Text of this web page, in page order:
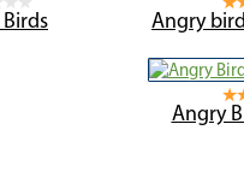
Angry
Angry